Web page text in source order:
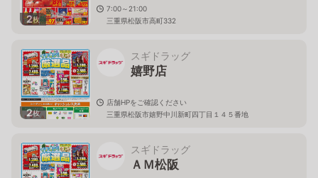
2枚
7:00～21:00
三重県松阪市高町332
2枚
スギドラッグ
嬉野店
店舗HPをご確認ください
三重県松阪市嬉野中川新町四丁目１４５番地
スギドラッグ
ＡＭ松阪